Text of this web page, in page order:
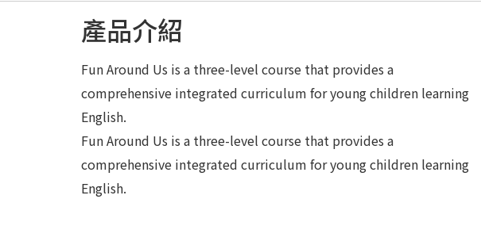
產品介紹
Fun Around Us is a three-level course that provides a
comprehensive integrated curriculum for young children learning
English.
Fun Around Us is a three-level course that provides a
comprehensive integrated curriculum for young children learning
English.